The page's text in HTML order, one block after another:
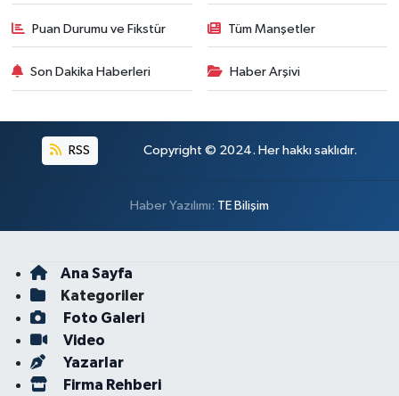
Puan Durumu ve Fikstür Tüm Manşetler
Son Dakika Haberleri Haber Arşivi
RSS Copyright © 2024. Her hakkı saklıdır.
Haber Yazılımı: TE Bilişim
Ana Sayfa
Kategoriler
Foto Galeri
Video
Yazarlar
Firma Rehberi